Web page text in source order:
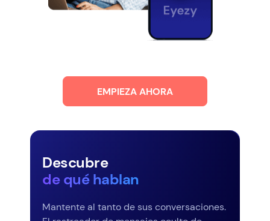
EMPIEZA AHORA
Descubre
de qué hablan
Mantente al tanto de sus conversaciones.